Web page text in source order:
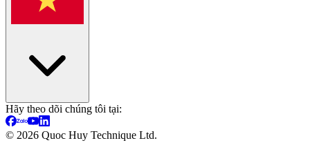
Hãy theo dõi chúng tôi tại:
© 2026 Quoc Huy Technique Ltd.